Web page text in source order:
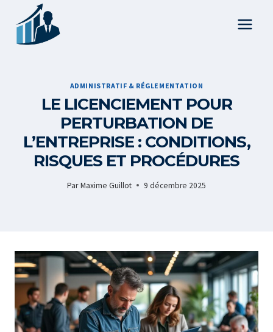
contenu
ADMINISTRATIF & RÉGLEMENTATION
LE LICENCIEMENT POUR
PERTURBATION DE
L’ENTREPRISE : CONDITIONS,
RISQUES ET PROCÉDURES
Par Maxime Guillot 9 décembre 2025